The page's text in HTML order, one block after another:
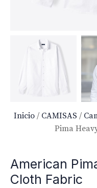
Inicio/ CAMISAS /
Pima
American
Cloth Fabric